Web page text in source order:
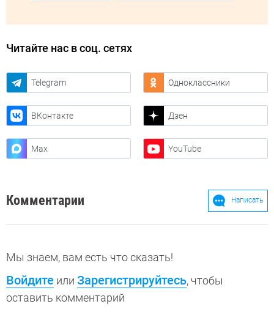
Читайте нас в соц. сетях
Telegram Одноклассники
ВКонтакте Дзен
Max YouTube
Комментарии Написать
Мы знаем, вам есть что сказать!
Войдите или Зарегистрируйтесь, чтобы
оставить комментарий